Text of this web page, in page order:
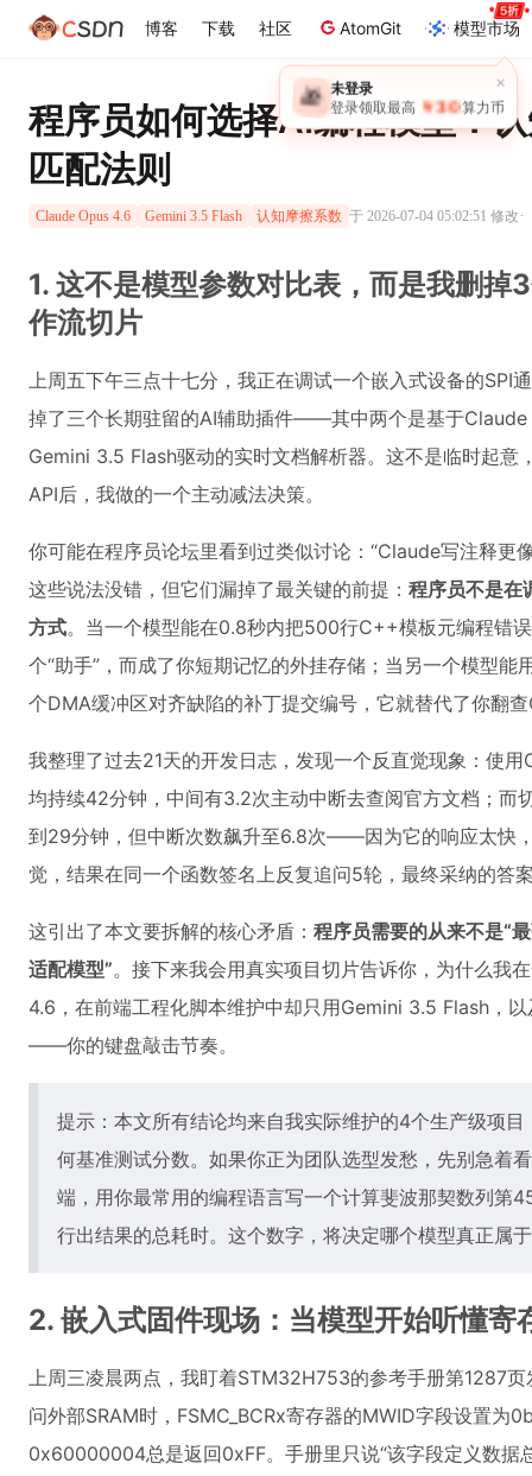
博客 下载 社区 AtomGit 模型市场
×
🎁 未登录
登录领取最高 ￥30 算力币
程序员如何选择AI编程模型：
匹配法则
Claude Opus 4.6 Gemini 3.5 Flash 认知摩擦系数 于 2026-07-04 05:02:51 修改·
1. 这不是模型参数对比表，而是我删掉
作流切片
上周五下午三点十七分，我正在调试一个嵌入式设备的SPI
掉了三个长期驻留的AI辅助插件——其中两个是基于
Gemini 3.5 Flash驱动的实时文档解析器。这不是临时起意
API后，我做的一个主动减法决策。
你可能在程序员论坛里看到过类似讨论：“Claude写注释更
这些说法没错，但它们漏掉了最关键的前提： 程序员不是在
方式。当一个模型能在0.8秒内把500行C++模板元编程错
个“助手”，而成了你短期记忆的外挂存储；当另一个模型
个DMA缓冲区对齐缺陷的补丁提交编号，它就替代了你翻
我整理了过去21天的开发日志，发现一个反直觉现象：使
均持续42分钟，中间有3.2次主动中断去查阅官方文档；而
到29分钟，但中断次数飙升至6.8次——因为它的响应太快
觉，结果在同一个函数签名上反复追问5轮，最终采纳的答
这引出了本文要拆解的核心矛盾： 程序员需要的从来不是“
适配模型”。接下来我会用真实项目切片告诉你，为什么我
4.6，在前端工程化脚本维护中却只用Gemini 3.5 Flash，
——你的键盘敲击节奏。
提示：本文所有结论均来自我实际维护的4个生产级项
何基准测试分数。如果你正为团队选型发愁，先别急着
端，用你最常用的编程语言写一个计算斐波那契数列第
行出结果的总耗时。这个数字，将决定哪个模型真正属
2. 嵌入式固件现场：当模型开始听懂寄
上周三凌晨两点，我盯着STM32H753的参考手册第1287
问外部SRAM时，FSMC_BCRx寄存器的MWID字段设置为
0x60000004总是返回0xFF。手册里只说“该字段定义数据